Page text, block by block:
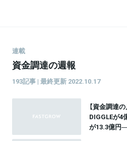
連載
資金調達の週報
193記事 | 最終更新 2022.10.17
【資金調達
DIGGLEが4
が13.3億円